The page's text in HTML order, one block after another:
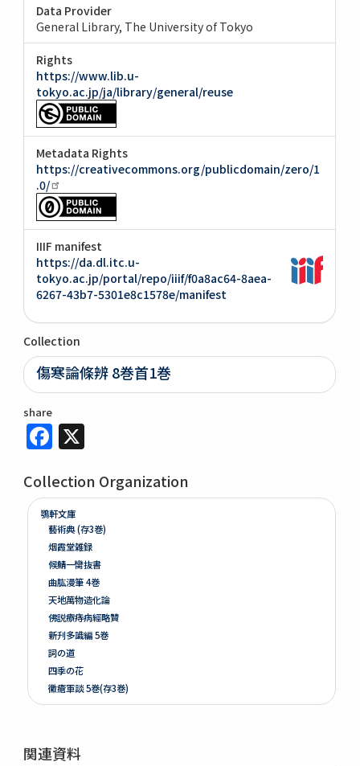
Data Provider
General Library, The University of Tokyo
Rights
https://www.lib.u-
tokyo.ac.jp/ja/library/general/reuse
Metadata Rights
https://creativecommons.org/publicdomain/zero/1
.0/
IIIF manifest
https://da.dl.itc.u-
tokyo.ac.jp/portal/repo/iiif/f0a8ac64-8aea-
6267-43b7-5301e8c1578e/manifest
Collection
傷寒論條辨 8巻首1巻
share
Facebook
Collection Organization
鶚軒文庫
藝術典 (存3巻)
烟霞堂雑録
候鯖一臠抜書
曲肱漫筆 4巻
天地萬物造化論
佛説療痔病經略贊
新刋多識編 5巻
詞の道
四季の花
黴瘡軍談 5巻(存3巻)
煮藥漫抄 2巻
北女閭起原 3巻
関連資料